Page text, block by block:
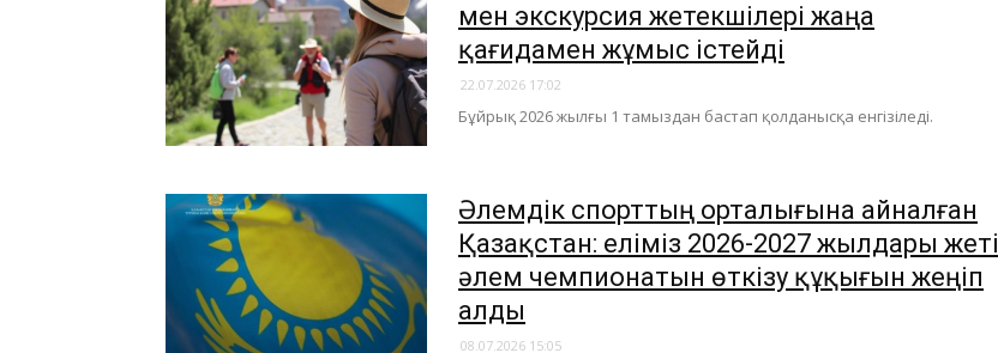
мен экскурсия жетекшілері жаңа
қағидамен жұмыс істейді
22.07.2026 17:02
Бұйрық 2026 жылғы 1 тамыздан бастап қолданысқа енгізіледі.
​Әлемдік спорттың орталығына айналған
Қазақстан: еліміз 2026-2027 жылдары жеті
әлем чемпионатын өткізу құқығын жеңіп
алды
08.07.2026 15:05